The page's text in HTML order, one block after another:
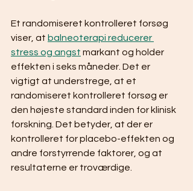
Et randomiseret kontrolleret forsøg
viser, at balneoterapi reducerer
stress og angst markant og holder
effekten i seks måneder. Det er
vigtigt at understrege, at et
randomiseret kontrolleret forsøg er
den højeste standard inden for klinisk
forskning. Det betyder, at der er
kontrolleret for placebo-effekten og
andre forstyrrende faktorer, og at
resultaterne er troværdige.